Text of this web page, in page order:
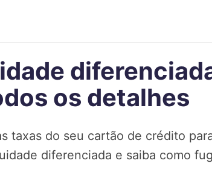
os detalhes
taxas do seu cartão de crédito
diferenciada e saiba como